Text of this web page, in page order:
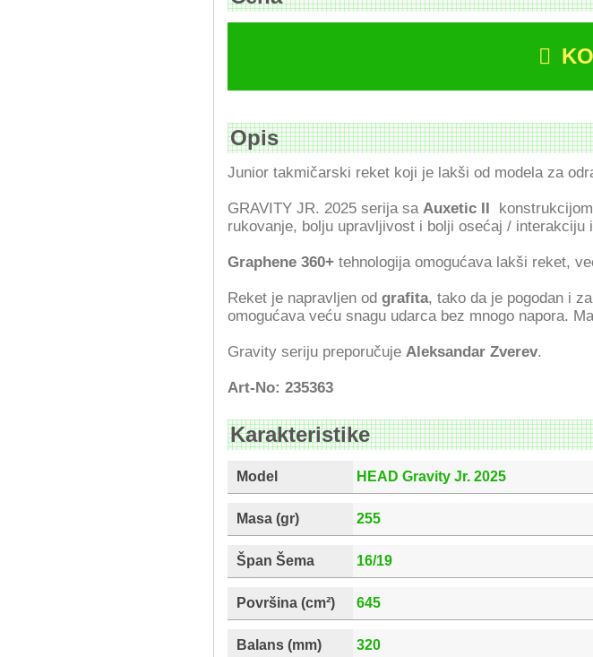
Opis
Junior takmičarski reket koji je lakši od modela za
GRAVITY JR. 2025 serija sa Auxetic II
rukovanje, bolju upravljivost i bolji osećaj /
Graphene 360+tehnologija omogućava lakši reket,
Reket je napravljen od grafita, tako da je pogodan i
omogućava veću snagu udarca bez mnogo napora.
Gravity seriju preporučuje Aleksandar Zverev.
Art-No: 235363
Karakteristike
Model HEAD Gravity Jr. 2025
Masa (gr) 255
Špan Šema 16/19
Površina (cm²) 645
Balans (mm) 320